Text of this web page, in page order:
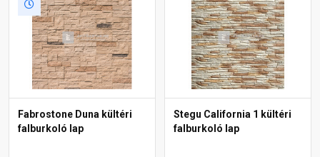
Fabrostone Duna kültéri
falburkoló lap
Stegu California 1 kültéri
falburkoló lap